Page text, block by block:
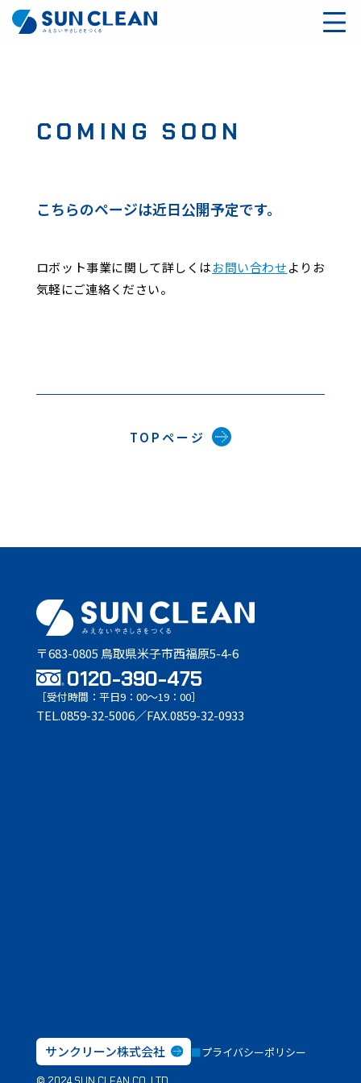
COMING SOON
こちらのページは近日公開予定です。
ロボット事業に関して詳しくはお問い合わせよりお
気軽にご連絡ください。
TOPページ
〒683-0805 鳥取県米子市西福原5-4-6
0120-390-475
［受付時間：平日9：00〜19：00］
TEL.0859-32-5006／FAX.0859-32-0933
サンクリーン株式会社 プライバシーポリシー